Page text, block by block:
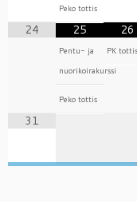
Peko tottis
24 25
Pentu- ja
nuorikoirakurssi
Peko tottis
26
PK tottis
31